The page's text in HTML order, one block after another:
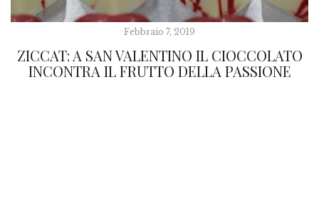
Febbraio 7, 2019
ZICCAT: A SAN VALENTINO IL CIOCCOLATO
INCONTRA IL FRUTTO DELLA PASSIONE